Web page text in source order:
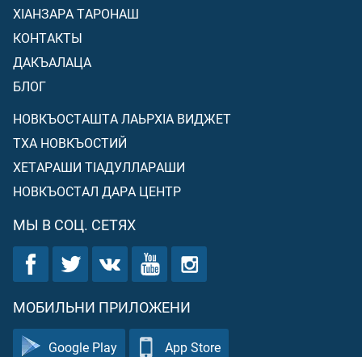
ХIАНЗАРА ТАРОНАШ
КОНТАКТЫ
ДАКЪАЛАЦА
БЛОГ
НОВКЪОСТАШТА ЛАЬРХIА ВИДЖЕТ
ТХА НОВКЪОСТИЙ
ХЕТАРАШИ ТIАДУЛЛАРАШИ
НОВКЪОСТАЛ ДАРА ЦЕНТР
МЫ В СОЦ. СЕТЯХ
МОБИЛЬНИ ПРИЛОЖЕНИ
Google Play App Store